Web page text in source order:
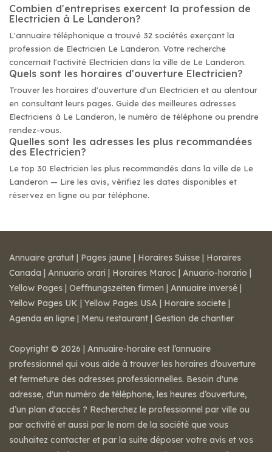
Combien d'entreprises exercent la profession de
Electricien à Le Landeron?
L'annuaire téléphonique a trouvé 32 sociétés exerçant la
profession de Electricien Le Landeron. Votre recherche
concernait l'activité Electricien dans la ville de Le Landeron.
Quels sont les horaires d'ouverture Electricien?
Trouver les horaires d'ouverture d'un Electricien et au alentour
en consultant leurs pages. Guide des meilleures adresses
Electriciens à Le Landeron, le numéro de téléphone ou prendre
rendez-vous.
Quelles sont les adresses les plus recommandées
des Electricien?
Le top 30 Electricien les plus recommandés dans la ville de Le
Landeron — Lire les avis, vérifiez les dates disponibles et
réservez en ligne ou par téléphone.
Annuaire gratuit | Pages jaune | Horaires Suisse | Horaires
Canada | Annuario orari | Horaires Maroc | Anuario-horario |
Yellow Pages | Oeffnungszeiten firmen | Annuaire inversé |
Yellow Pages UK | Yellow Pages USA | Horaire societe |
Agenda en ligne | Menu restaurant | Gestion de chantier
Copyright © 2026 | Annuaire-horaire est l’annuaire
professionnel qui vous aide à trouver les horaires d’ouverture
et fermeture des adresses professionnelles. Besoin d'une
adresse, d'un numéro de téléphone, les heures d’ouverture,
d’un plan d'accès ? Recherchez le professionnel par ville ou
par activité et aussi par le nom de la société que vous
souhaitez contacter et par la suite déposer votre avis et vos